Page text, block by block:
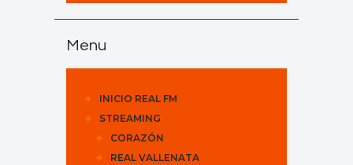
Menu
INICIO REAL FM
STREAMING
CORAZÓN
REAL VALLENATA